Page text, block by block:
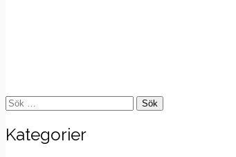
Sök
efter:
Kategorier